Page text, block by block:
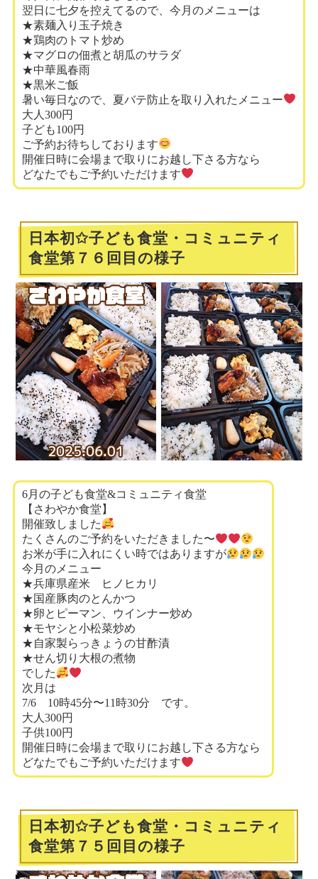
翌日に七夕を控えてるので、今月のメニューは
★素麺入り玉子焼き
★鶏肉のトマト炒め
★マグロの佃煮と胡瓜のサラダ
★中華風春雨
★黒米ご飯
暑い毎日なので、夏バテ防止を取り入れたメニュー
大人300円
子ども100円
ご予約お待ちしております
開催日時に会場まで取りにお越し下さる方なら
どなたでもご予約いただけます
日本初✩子ども食堂・コミュニティ
食堂第７６回目の様子
6月の子ども食堂&コミュニティ食堂
【さわやか食堂】
開催致しました
たくさんのご予約をいただきました〜
お米が手に入れにくい時ではありますが
今月のメニュー
★兵庫県産米 ヒノヒカリ
★国産豚肉のとんかつ
★卵とピーマン、ウインナー炒め
★モヤシと小松菜炒め
★自家製らっきょうの甘酢漬
★せん切り大根の煮物
でした
次月は
7/6 10時45分〜11時30分 です。
大人300円
子供100円
開催日時に会場まで取りにお越し下さる方なら
どなたでもご予約いただけます
日本初✩子ども食堂・コミュニティ
食堂第７５回目の様子